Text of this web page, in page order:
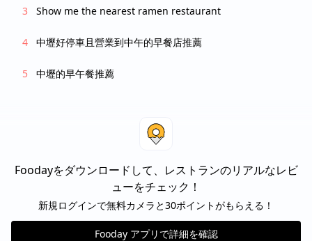
Show me the nearest ramen restaurant
中壢好停車且營業到中午的早餐店推薦
中壢的早午餐推薦
Foodayをダウンロードして、レストランのリアルなレビ
ューをチェック！
新規ログインで無料カメラと30ポイントがもらえる！
Fooday アプリで詳細を確認